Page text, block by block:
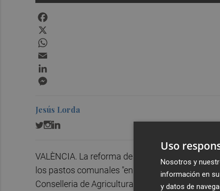
Jesús Lorda
VALÈNCIA. La reforma de la ley de Ganadería
los pastos comunales "en función de las
Conselleria de Agricultura, Agua, Ganadería y
Uso
Nosotros y
información en
y datos de